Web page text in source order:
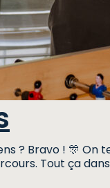
? Bravo ! 🎊
Tout ça